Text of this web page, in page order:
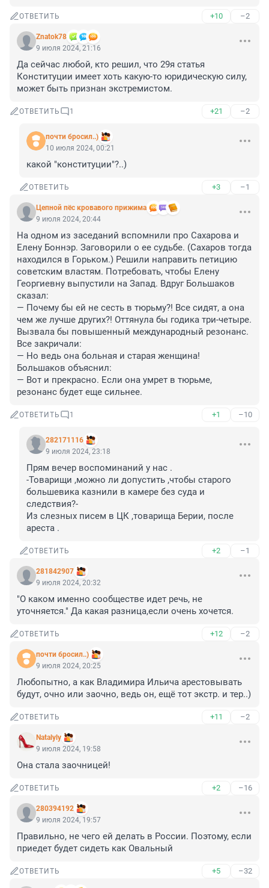
ОТВЕТИТЬ +10 –2
Znatok78
9 июля 2024, 21:16
Да сейчас любой, кто решил, что 29я статья
Конституции имеет хоть какую-то юридическую силу,
может быть признан экстремистом.
ОТВЕТИТЬ 1 +21 –2
почти бросил..)
10 июля 2024, 00:21
какой "конституции"?..)
ОТВЕТИТЬ +3 –1
Цепной пёс кровавого прижима
9 июля 2024, 20:44
На одном из заседаний вспомнили про Сахарова и
Елену Боннэр. Заговорили о ее судьбе. (Сахаров тогда
находился в Горьком.) Решили направить петицию
советским властям. Потребовать, чтобы Елену
Георгиевну выпустили на Запад. Вдруг Большаков
сказал:
— Почему бы ей не сесть в тюрьму?! Все сидят, а она
чем же лучше других?! Оттянула бы годика три-четыре.
Вызвала бы повышенный международный резонанс.
Все закричали:
— Но ведь она больная и старая женщина!
Большаков объяснил:
— Вот и прекрасно. Если она умрет в тюрьме,
резонанс будет еще сильнее.
ОТВЕТИТЬ 1 +1 –10
282171116
9 июля 2024, 23:18
Прям вечер воспоминаний у нас .
-Товарищи ,можно ли допустить ,чтобы старого
большевика казнили в камере без суда и
следствия?-
Из слезных писем в ЦК ,товарища Берии, после
ареста .
ОТВЕТИТЬ +2 –1
281842907
9 июля 2024, 20:32
"О каком именно сообществе идет речь, не
уточняется." Да какая разница,если очень хочется.
ОТВЕТИТЬ +12 –2
почти бросил..)
9 июля 2024, 20:25
Любопытно, а как Владимира Ильича арестовывать
будут, очно или заочно, ведь он, ещё тот экстр. и тер..)
ОТВЕТИТЬ +11 –2
Natalyly
9 июля 2024, 19:58
Она стала заочницей!
ОТВЕТИТЬ +2 –16
280394192
9 июля 2024, 19:57
Правильно, не чего ей делать в России. Поэтому, если
приедет будет сидеть как Овальный
ОТВЕТИТЬ +5 –32